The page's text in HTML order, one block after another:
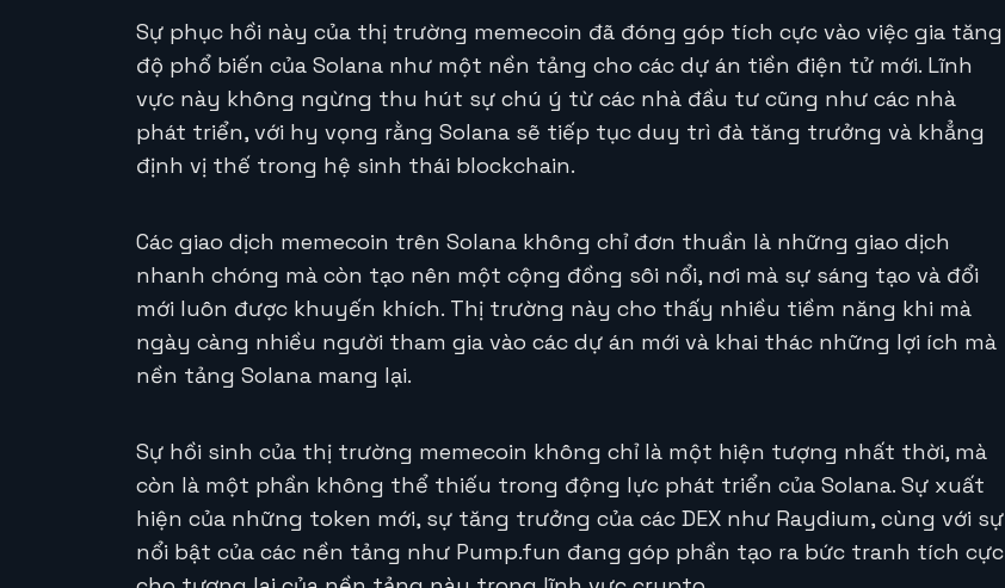
Sự phục hồi này của thị trường memecoin đã đóng góp tích cực vào việc gia tăng
độ phổ biến của Solana như một nền tảng cho các dự án tiền điện tử mới. Lĩnh
vực này không ngừng thu hút sự chú ý từ các nhà đầu tư cũng như các nhà
phát triển, với hy vọng rằng Solana sẽ tiếp tục duy trì đà tăng trưởng và khẳng
định vị thế trong hệ sinh thái blockchain.
Các giao dịch memecoin trên Solana không chỉ đơn thuần là những giao dịch
nhanh chóng mà còn tạo nên một cộng đồng sôi nổi, nơi mà sự sáng tạo và đổi
mới luôn được khuyến khích. Thị trường này cho thấy nhiều tiềm năng khi mà
ngày càng nhiều người tham gia vào các dự án mới và khai thác những lợi ích mà
nền tảng Solana mang lại.
Sự hồi sinh của thị trường memecoin không chỉ là một hiện tượng nhất thời, mà
còn là một phần không thể thiếu trong động lực phát triển của Solana. Sự xuất
hiện của những token mới, sự tăng trưởng của các DEX như Raydium, cùng với sự
nổi bật của các nền tảng như Pump.fun đang góp phần tạo ra bức tranh tích cực